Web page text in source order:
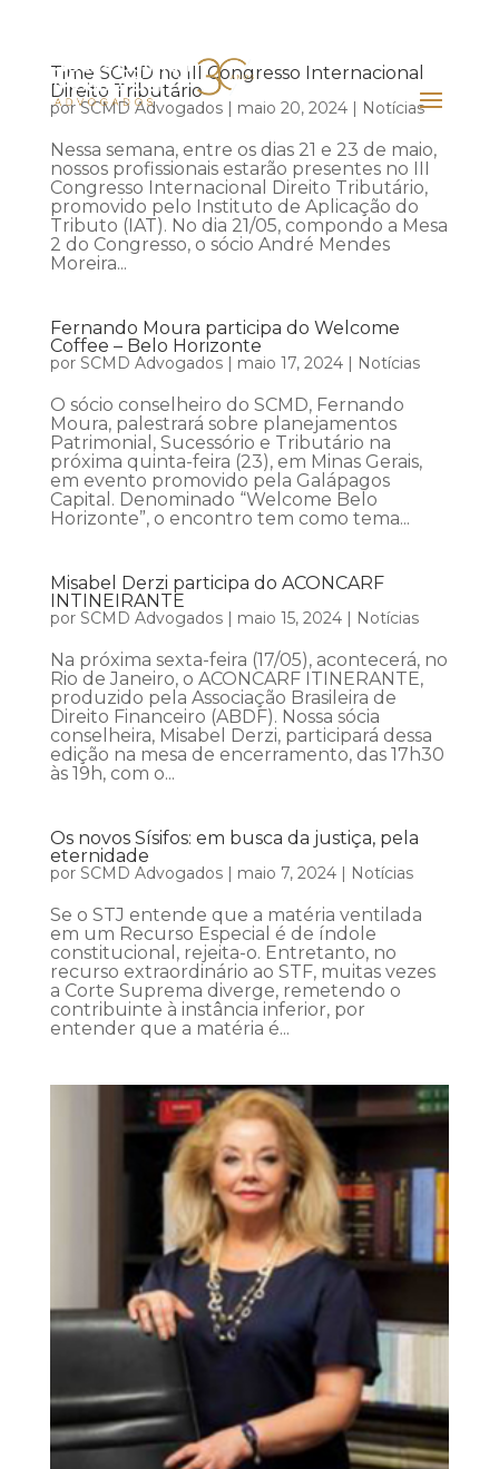
Time SCMD no III Congresso Internacional
Direito Tributário
porSCMD Advogados| maio 20, 2024| Notícias
Nessa semana, entre os dias 21 e 23 de maio,
nossos profissionais estarão presentes no III
Congresso Internacional Direito Tributário,
promovido pelo Instituto de Aplicação do
Tributo (IAT). No dia 21/05, compondo a Mesa
2 do Congresso, o sócio André Mendes
Moreira...
Fernando Moura participa do Welcome
Coffee – Belo Horizonte
por SCMD Advogados| maio 17, 2024| Notícias
O sócio conselheiro do SCMD, Fernando
Moura, palestrará sobre planejamentos
Patrimonial, Sucessório e Tributário na
próxima quinta-feira (23), em Minas Gerais,
em evento promovido pela Galápagos
Capital. Denominado “Welcome Belo
Horizonte”, o encontro tem como tema...
Misabel Derzi participa do ACONCARF
INTINEIRANTE
por SCMD Advogados| maio 15, 2024| Notícias
Na próxima sexta-feira (17/05), acontecerá, no
Rio de Janeiro, o ACONCARF ITINERANTE,
produzido pela Associação Brasileira de
Direito Financeiro (ABDF). Nossa sócia
conselheira, Misabel Derzi, participará dessa
edição na mesa de encerramento, das 17h30
às 19h, com o...
Os novos Sísifos: em busca da justiça, pela
eternidade
por SCMD Advogados| maio 7, 2024| Notícias
Se o STJ entende que a matéria ventilada
em um Recurso Especial é de índole
constitucional, rejeita-o. Entretanto, no
recurso extraordinário ao STF, muitas vezes
a Corte Suprema diverge, remetendo o
contribuinte à instância inferior, por
entender que a matéria é...